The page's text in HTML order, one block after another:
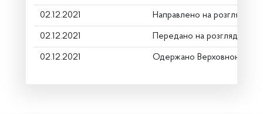
02.12.2021 Направлено на розгляд
02.12.2021 Передано на розгляд
02.12.2021 Одержано Верховною